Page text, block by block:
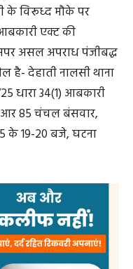
के विरूध्द मौके पर
एक्ट की
असल अपराध पंजीबद्ध
है- देहाती नालसी थाना
धारा 34(1) आबकारी
85 चंचल बंसवार,
के 19-20 बजे, घटना